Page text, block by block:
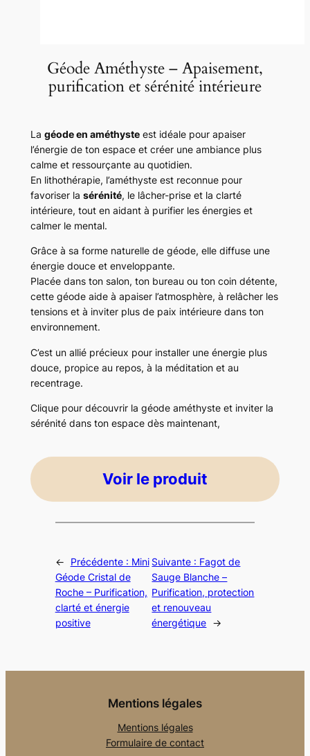
Géode Améthyste – Apaisement,
purification et sérénité intérieure
La géode en améthysteest idéale pour apaiser
l’énergie de ton espace et créer une ambiance plus
calme et ressourçante au quotidien.
En lithothérapie, l’améthyste est reconnue pour
favoriser la sérénité, le lâcher-prise et la clarté
intérieure, tout en aidant à purifier les énergies et
calmer le mental.
Grâce à sa forme naturelle de géode, elle diffuse une
énergie douce et enveloppante.
Placée dans ton salon, ton bureau ou ton coin détente,
cette géode aide à apaiser l’atmosphère, à relâcher les
tensions et à inviter plus de paix intérieure dans ton
environnement.
C’est un allié précieux pour installer une énergie plus
douce, propice au repos, à la méditation et au
recentrage.
Clique pour découvrir la géode améthyste et inviter la
sérénité dans ton espace dès maintenant,
Voir le produit
← Précédente : Mini
Géode Cristal de
Roche – Purification,
clarté et énergie
positive
Suivante : Fagot de
Sauge Blanche –
Purification, protection
et renouveau
énergétique →
Mentions légales
Mentions légales
Formulaire de contact